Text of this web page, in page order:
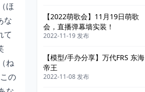
ほ
な
て
ね
の
【2022萌歌会】11月19日萌歌
会，直播弹幕墙实装！
2022-11-19 发布
【模型/手办分享】万代FRS 东海
帝王
2022-11-08 发布